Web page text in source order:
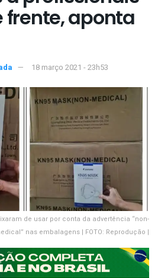
frente, aponta
18 março 2021 - 23h53
de usar por conta da advertência “non-
nas embalagens | FOTO: Reprodução |